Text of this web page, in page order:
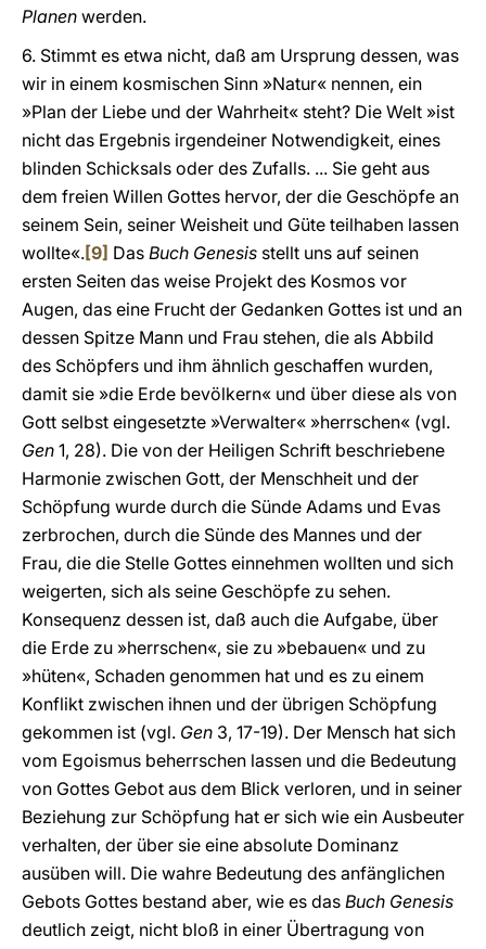
Planen werden.
6. Stimmt es etwa nicht, daß am Ursprung dessen, was
wir in einem kosmischen Sinn »Natur« nennen, ein
»Plan der Liebe und der Wahrheit« steht? Die Welt »ist
nicht das Ergebnis irgendeiner Notwendigkeit, eines
blinden Schicksals oder des Zufalls. ... Sie geht aus
dem freien Willen Gottes hervor, der die Geschöpfe an
seinem Sein, seiner Weisheit und Güte teilhaben lassen
wollte«.[9] Das Buch Genesis stellt uns auf seinen
ersten Seiten das weise Projekt des Kosmos vor
Augen, das eine Frucht der Gedanken Gottes ist und an
dessen Spitze Mann und Frau stehen, die als Abbild
des Schöpfers und ihm ähnlich geschaffen wurden,
damit sie »die Erde bevölkern« und über diese als von
Gott selbst eingesetzte »Verwalter« »herrschen« (vgl.
Gen 1, 28). Die von der Heiligen Schrift beschriebene
Harmonie zwischen Gott, der Menschheit und der
Schöpfung wurde durch die Sünde Adams und Evas
zerbrochen, durch die Sünde des Mannes und der
Frau, die die Stelle Gottes einnehmen wollten und sich
weigerten, sich als seine Geschöpfe zu sehen.
Konsequenz dessen ist, daß auch die Aufgabe, über
die Erde zu »herrschen«, sie zu »bebauen« und zu
»hüten«, Schaden genommen hat und es zu einem
Konflikt zwischen ihnen und der übrigen Schöpfung
gekommen ist (vgl. Gen 3, 17-19). Der Mensch hat sich
vom Egoismus beherrschen lassen und die Bedeutung
von Gottes Gebot aus dem Blick verloren, und in seiner
Beziehung zur Schöpfung hat er sich wie ein Ausbeuter
verhalten, der über sie eine absolute Dominanz
ausüben will. Die wahre Bedeutung des anfänglichen
Gebots Gottes bestand aber, wie es das Buch Genesis
deutlich zeigt, nicht bloß in einer Übertragung von